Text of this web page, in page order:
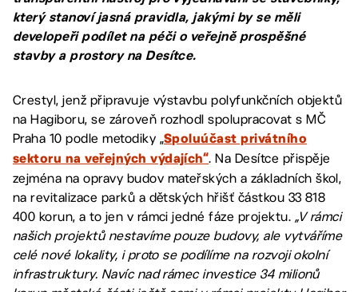
který stanoví jasná pravidla, jakými by se měli
developeři podílet na péči o veřejně prospěšné
stavby a prostory na Desítce.
Crestyl, jenž připravuje výstavbu polyfunkčních objektů
na Hagiboru, se zároveň rozhodl spolupracovat s MČ
Praha 10 podle metodiky „Spoluúčast privátního
sektoru na veřejných výdajích“. Na Desítce přispěje
zejména na opravy budov mateřských a základních škol,
na revitalizace parků a dětských hřišť částkou 33 818
400 korun, a to jen v rámci jedné fáze projektu. „V rámci
našich projektů nestavíme pouze budovy, ale vytváříme
celé nové lokality, i proto se podílíme na rozvoji okolní
infrastruktury. Navíc nad rámec investice 34 milionů